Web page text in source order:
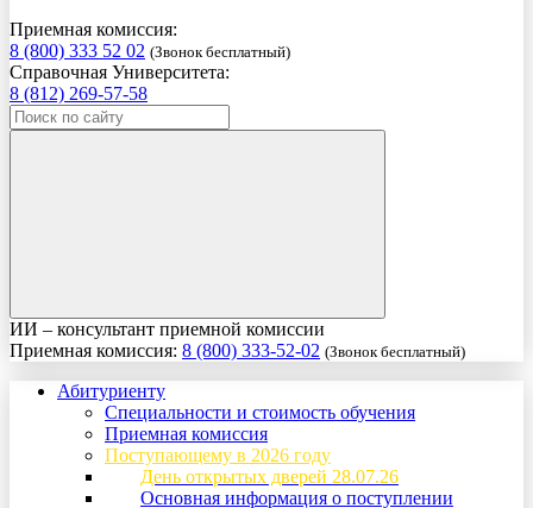
Приемная комиссия:
8 (800) 333 52 02 (Звонок бесплатный)
Справочная Университета:
8 (812) 269-57-58
ИИ – консультант приемной комиссии
Приемная комиссия: 8 (800) 333-52-02 (Звонок бесплатный)
Абитуриенту
Специальности и стоимость обучения
Приемная комиссия
Поступающему в 2026 году
День открытых дверей 28.07.26
Основная информация о поступлении